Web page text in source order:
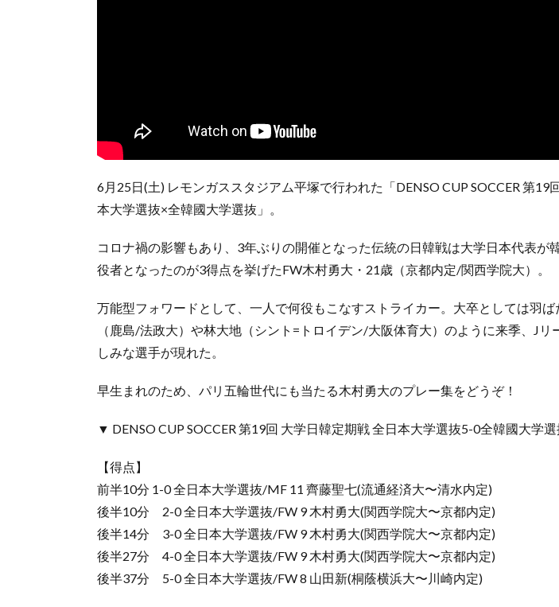
6月25日(土) レモンガススタジアム平塚で行われた「DENSO CUP SOCCER 第19
本大学選抜×全韓國大学選抜」。
コロナ禍の影響もあり、3年ぶりの開催となった伝統の日韓戦は大学日本代表が
役者となったのが3得点を挙げたFW木村勇大・21歳（京都内定/関西学院大）。
万能型フォワードとして、一人で何役もこなすストライカー。大卒としては羽
（鹿島/法政大）や林大地（シント=トロイデン/大阪体育大）のように来季、Jリ
しみな選手が現れた。
早生まれのため、パリ五輪世代にも当たる木村勇大のプレー集をどうぞ！
▼ DENSO CUP SOCCER 第19回 大学日韓定期戦 全日本大学選抜5-0全韓國大学選
【得点】
前半10分 1-0 全日本大学選抜/MF 11 齊藤聖七(流通経済大〜清水内定)
後半10分 2-0 全日本大学選抜/FW 9 木村勇大(関西学院大〜京都内定)
後半14分 3-0 全日本大学選抜/FW 9 木村勇大(関西学院大〜京都内定)
後半27分 4-0 全日本大学選抜/FW 9 木村勇大(関西学院大〜京都内定)
後半37分 5-0 全日本大学選抜/FW 8 山田新(桐蔭横浜大〜川崎内定)